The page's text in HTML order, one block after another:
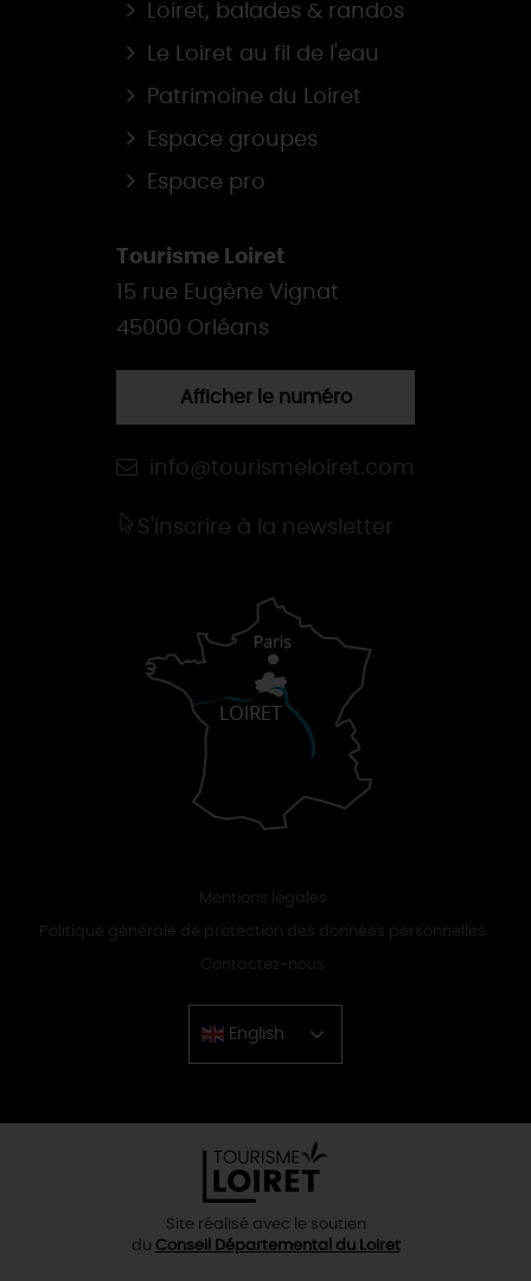
Loiret, balades & randos
Le Loiret au fil de l'eau
Patrimoine du Loiret
Espace groupes
Espace pro
Tourisme Loiret
15 rue Eugène Vignat
45000 Orléans
Afficher le numéro
info@tourismeloiret.com
S'inscrire à la newsletter
Mentions légales
Politique générale de protection des données personnelles
Contactez-nous
English
Chinese
Site réalisé avec le soutien
du Conseil Départemental du Loiret